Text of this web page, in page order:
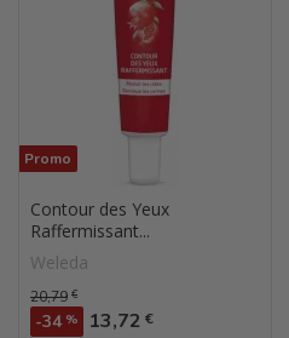
Promo
Contour des Yeux
Raffermissant...
Weleda
Prix de base
20,79 €
-34 % Prix
13,72 €